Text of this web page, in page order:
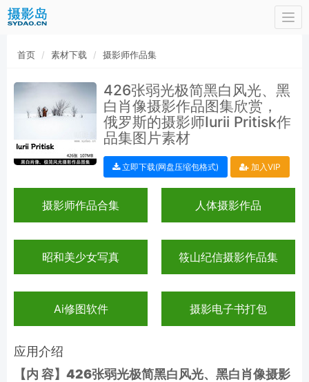
首页 素材下载 摄影师作品集
426张弱光极简黑白风光、黑
白肖像摄影作品图集欣赏，
俄罗斯的摄影师Iurii Pritisk作
品集图片素材
立即下载(网盘压缩包格式) 加入VIP
摄影师作品合集 人体摄影作品
昭和美少女写真 筱山纪信摄影作品集
Ai修图软件 摄影电子书打包
应用介绍
【内 容】426张弱光极简黑白风光、黑白肖像摄影